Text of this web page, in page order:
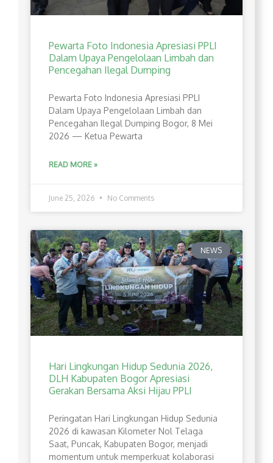
Pewarta Foto Indonesia Apresiasi PPLI
Dalam Upaya Pengelolaan Limbah dan
Pencegahan Ilegal Dumping
Pewarta Foto Indonesia Apresiasi PPLI
Dalam Upaya Pengelolaan Limbah dan
Pencegahan Ilegal Dumping Bogor, 8 Mei
2026 — Ketua Pewarta
READ MORE »
June 25, 2026 No Comments
NEWS
Hari Lingkungan Hidup Sedunia 2026,
DLH Kabupaten Bogor Apresiasi
Gerakan Bersama Aksi Hijau PPLI
Peringatan Hari Lingkungan Hidup Sedunia
2026 di kawasan Kilometer Nol Telaga
Saat, Puncak, Kabupaten Bogor, menjadi
momentum untuk memperkuat kolaborasi